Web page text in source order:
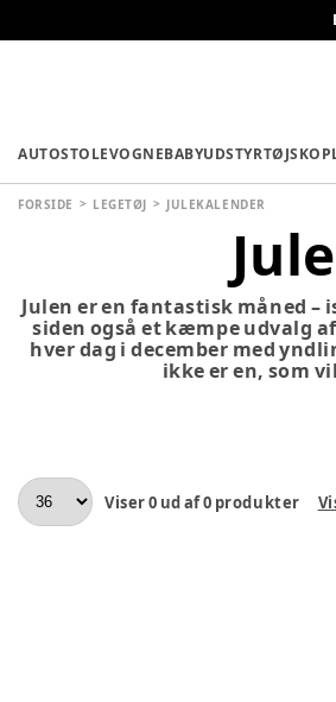
AUTOSTOLEVOGNEBABYUDSTYRTØJSKO
FORSIDE LEGETØJ JULEKALENDER
Julen er en fantastisk måned –
siden også et kæmpe udvalg
hver dag i december med
ikke er en, som
Viser0 ud af0 produkter